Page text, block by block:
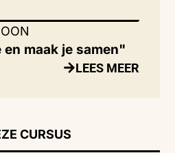
maak je samen"
LEES MEER
CURSUS